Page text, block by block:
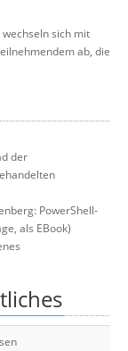
sich mit
ab, die
der
PowerShell-
als EBook)